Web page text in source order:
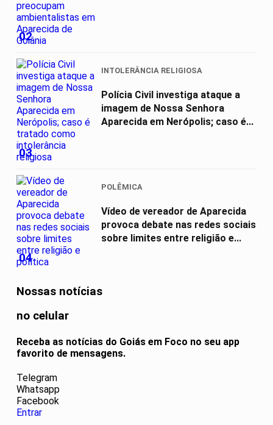
02
03
INTOLERÂNCIA RELIGIOSA
Polícia Civil investiga ataque a
imagem de Nossa Senhora
Aparecida em Nerópolis; caso é...
04
POLÊMICA
Vídeo de vereador de Aparecida
provoca debate nas redes sociais
sobre limites entre religião e...
Nossas notícias
no celular
Receba as notícias do Goiás em Foco no seu app
favorito de mensagens.
Telegram
Whatsapp
Facebook
Entrar